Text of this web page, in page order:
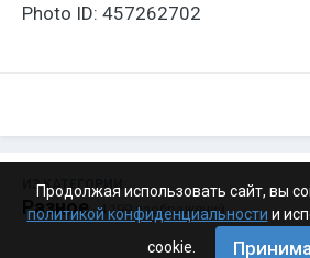
Photo ID: 457262702
ИЗ КАТЕГОРИИ:
Разное · 4 199 изображений
Продолжая использовать сайт, вы
политикой конфиденциальности и
cookie.